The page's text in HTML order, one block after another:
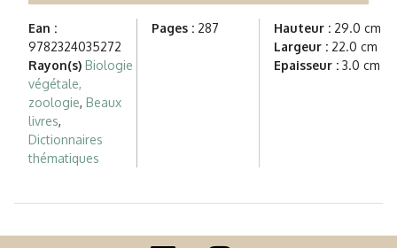
Ean :
9782324035272
Rayon(s) Biologie
végétale,
zoologie, Beaux
livres,
Dictionnaires
thématiques
Pages :287 Hauteur : 29.0 cm
Largeur : 22.0 cm
Epaisseur : 3.0 cm